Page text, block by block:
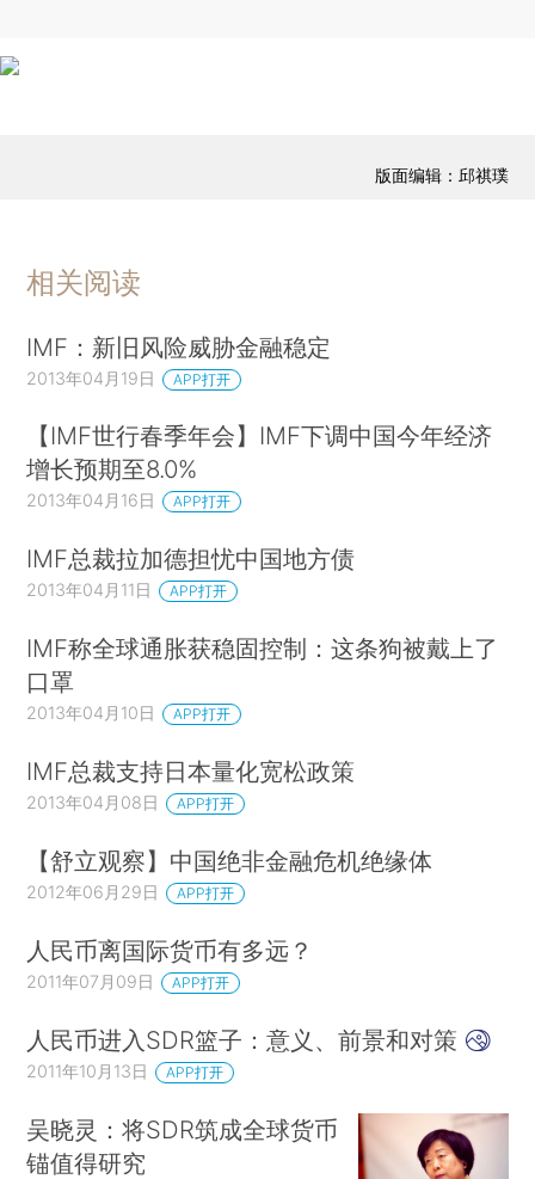
版面编辑：邱祺璞
相关阅读
IMF：新旧风险威胁金融稳定
2013年04月19日 APP打开
【IMF世行春季年会】IMF下调中国今年经济
增长预期至8.0%
2013年04月16日 APP打开
IMF总裁拉加德担忧中国地方债
2013年04月11日 APP打开
IMF称全球通胀获稳固控制：这条狗被戴上了
口罩
2013年04月10日 APP打开
IMF总裁支持日本量化宽松政策
2013年04月08日 APP打开
【舒立观察】中国绝非金融危机绝缘体
2012年06月29日 APP打开
人民币离国际货币有多远？
2011年07月09日 APP打开
人民币进入SDR篮子：意义、前景和对策
2011年10月13日 APP打开
吴晓灵：将SDR筑成全球货币
锚值得研究